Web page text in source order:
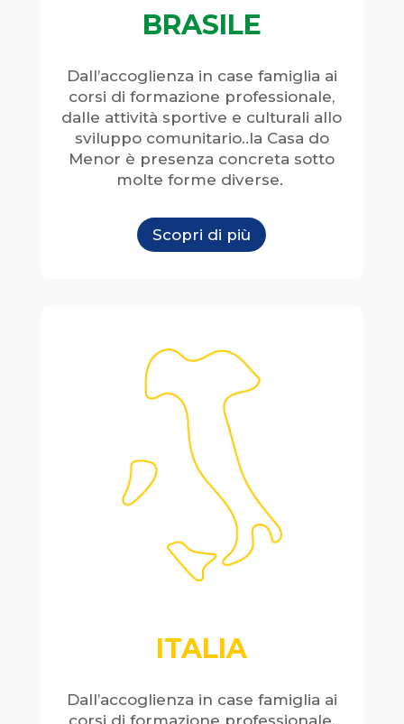
BRASILE
Dall’accoglienza in case famiglia ai
corsi di formazione professionale,
dalle attività sportive e culturali allo
sviluppo comunitario..la Casa do
Menor è presenza concreta sotto
molte forme diverse.
Scopri di più
ITALIA
Dall’accoglienza in case famiglia ai
corsi di formazione professionale,